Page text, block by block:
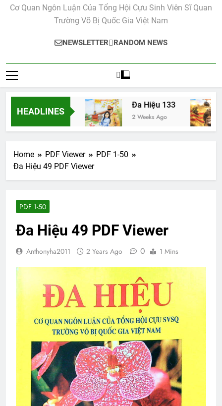
Cơ Quan Ngôn Luận Của Tổng Hội Cựu Sinh Viên Sĩ Quan
Trường Võ Bị Quốc Gia Việt Nam
NEWSLETTER RANDOM NEWS
HEADLINES
2 Weeks Ago
Đa Hiệu 133
2 Weeks Ago
Home PDF Viewer
PDF 1-50
Đa Hiệu 49 PDF Viewer
PDF 1-50
Đa Hiệu 49 PDF Viewer
Anthonyha2011 2 Years Ago 0 1 Mins